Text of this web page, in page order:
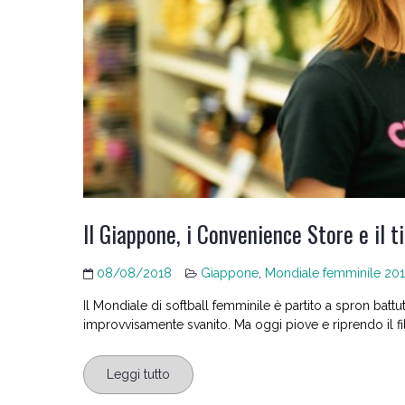
Il Giappone, i Convenience Store e il
08/08/2018 Giappone, Mondiale femminile
Il Mondiale di softball femminile è partito a spron
improvvisamente svanito. Ma oggi piove e riprendo il
Leggi tutto